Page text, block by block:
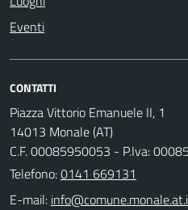
Eventi
CONTATTI
Piazza Vittorio Emanuele II, 1
14013 Monale (AT)
C.F. 00085950053 - P.Iva:
Telefono:0141 669131
E-mail: